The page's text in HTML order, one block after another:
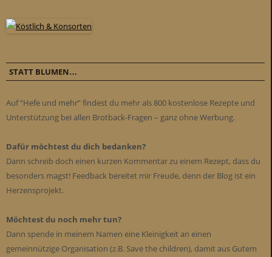
STATT BLUMEN…
Auf “Hefe und mehr” findest du mehr als 800 kostenlose Rezepte und
Unterstützung bei allen Brotback-Fragen – ganz ohne Werbung.
Dafür möchtest du dich bedanken?
Dann schreib doch einen kurzen Kommentar zu einem Rezept, dass du
besonders magst! Feedback bereitet mir Freude, denn der Blog ist ein
Herzensprojekt.
Möchtest du noch mehr tun?
Dann spende in meinem Namen eine Kleinigkeit an einen
gemeinnützige Organisation (z.B. Save the children), damit aus Gutem